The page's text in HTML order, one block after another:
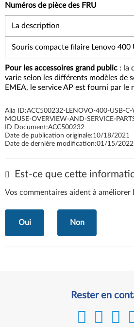
Numéros de pièce des FRU
La description
Souris compacte filaire Lenovo 400
Pour les accessoires grand public : la
varie selon les différents modèles de
EMEA, le service AP est fourni par le
Alia ID:ACC500232-LENOVO-400-USB-C-
MOUSE-OVERVIEW-AND-SERVICE-
ID Document:ACC500232
Date de publication originale:10/18/2021
Date de dernière modification:01/15/2022
Est-ce que cette
Vos commentaires aident à améliorer
Oui Non
Rester en